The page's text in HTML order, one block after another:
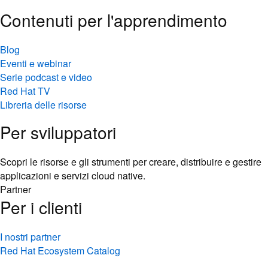
Contenuti per l'apprendimento
Blog
Eventi e webinar
Serie podcast e video
Red Hat TV
Libreria delle risorse
Per sviluppatori
Scopri le risorse e gli strumenti per creare, distribuire e gestire
applicazioni e servizi cloud native.
Partner
Per i clienti
I nostri partner
Red Hat Ecosystem Catalog